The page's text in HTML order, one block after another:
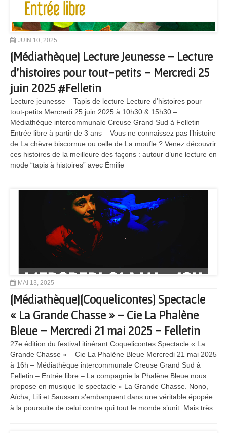
JUIN 10, 2025
[Médiathèque] Lecture Jeunesse – Lecture
d’histoires pour tout-petits – Mercredi 25
juin 2025 #Felletin
Lecture jeunesse – Tapis de lecture Lecture d’histoires pour
tout-petits Mercredi 25 juin 2025 à 10h30 & 15h30 –
Médiathèque intercommunale Creuse Grand Sud à Felletin –
Entrée libre à partir de 3 ans – Vous ne connaissez pas l’histoire
de La chèvre biscornue ou celle de La moufle ? Venez découvrir
ces histoires de la meilleure des façons : autour d’une lecture en
mode “tapis à histoires” avec Émilie
MAI 13, 2025
[Médiathèque][Coquelicontes] Spectacle
« La Grande Chasse » – Cie La Phalène
Bleue – Mercredi 21 mai 2025 – Felletin
27e édition du festival itinérant Coquelicontes Spectacle « La
Grande Chasse » – Cie La Phalène Bleue Mercredi 21 mai 2025
à 16h – Médiathèque intercommunale Creuse Grand Sud à
Felletin – Entrée libre – La compagnie la Phalène Bleue nous
propose en musique le spectacle « La Grande Chasse. Nono,
Aïcha, Lili et Saussan s’embarquent dans une véritable épopée
à la poursuite de celui contre qui tout le monde s’unit. Mais très